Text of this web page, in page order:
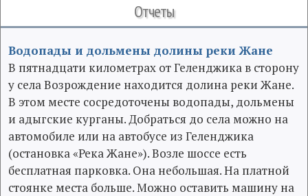
Отчеты
Водопады и дольмены долины реки Жане
В пятнадцати километрах от Геленджика в сторону
у села Возрождение находится долина реки Жане.
В этом месте сосредоточены водопады, дольмены
и адыгские курганы. Добраться до села можно на
автомобиле или на автобусе из Геленджика
(остановка «Река Жане»). Возле шоссе есть
бесплатная парковка. Она небольшая. На платной
стоянке места больше. Можно оставить машину на